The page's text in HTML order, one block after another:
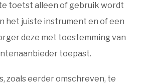
toetst alleen of gebruik wordt
het juiste instrument en of een
deze met toestemming van
toepast.
zoals eerder omschreven, te